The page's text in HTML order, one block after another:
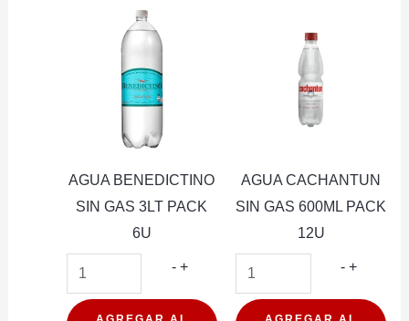
AGUA BENEDICTINO
SIN GAS 3LT PACK
6U
- AGUA
BENEDICTINO
+
AGUA CACHANTUN
SIN GAS 600ML PACK
12U
- AGUA
+